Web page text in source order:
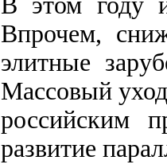
Впрочем,
элитные
Массовый
российским
развитие